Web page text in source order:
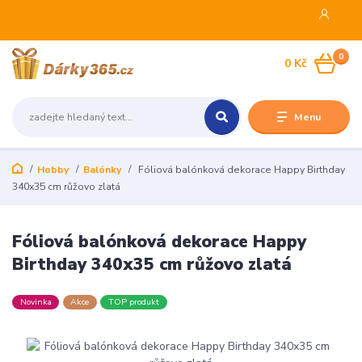
Menu
0
0 Kč
Hobby Balónky
Fóliová balónková dekorace Happy Birthday
340x35 cm růžovo zlatá
Fóliová balónková dekorace Happy
Birthday 340x35 cm růžovo zlatá
Novinka Akce TOP produkt